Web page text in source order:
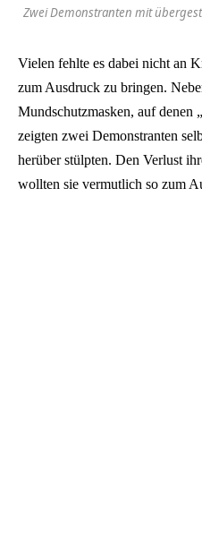
Zwei Demonstranten mit
Vielen fehlte es dabei nicht an
zum Ausdruck zu bringen.
Mundschutzmasken, auf denen
zeigten zwei Demonstranten
herüber stülpten. Den Verlust
wollten sie vermutlich so zum